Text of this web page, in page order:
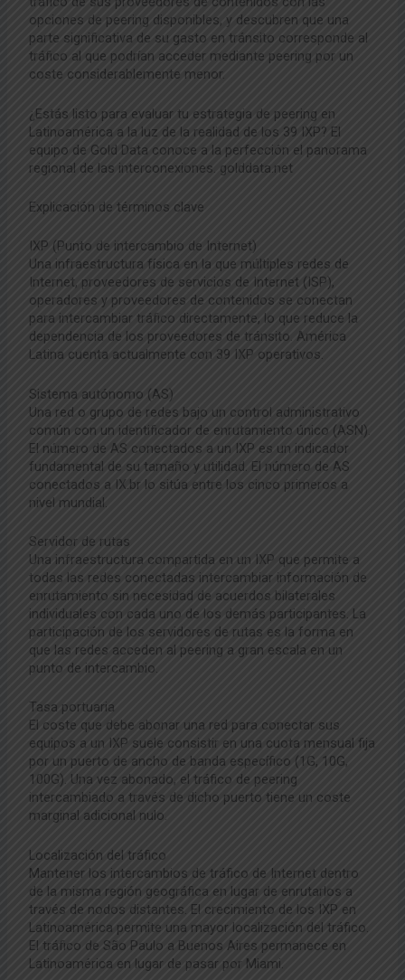
opciones de peering disponibles, y descubren que una
parte significativa de su gasto en tránsito corresponde al
tráfico al que podrían acceder mediante peering por un
coste considerablemente menor.
¿Estás listo para evaluar tu estrategia de peering en
Latinoamérica a la luz de la realidad de los 39 IXP? El
equipo de Gold Data conoce a la perfección el panorama
regional de las interconexiones. golddata.net
Explicación de términos clave
IXP (Punto de intercambio de Internet)
Una infraestructura física en la que múltiples redes de
Internet, proveedores de servicios de Internet (ISP),
operadores y proveedores de contenidos se conectan
para intercambiar tráfico directamente, lo que reduce la
dependencia de los proveedores de tránsito. América
Latina cuenta actualmente con 39 IXP operativos.
Sistema autónomo (AS)
Una red o grupo de redes bajo un control administrativo
común con un identificador de enrutamiento único (ASN).
El número de AS conectados a un IXP es un indicador
fundamental de su tamaño y utilidad. El número de AS
conectados a IX.br lo sitúa entre los cinco primeros a
nivel mundial.
Servidor de rutas
Una infraestructura compartida en un IXP que permite a
todas las redes conectadas intercambiar información de
enrutamiento sin necesidad de acuerdos bilaterales
individuales con cada uno de los demás participantes. La
participación de los servidores de rutas es la forma en
que las redes acceden al peering a gran escala en un
punto de intercambio.
Tasa portuaria
El coste que debe abonar una red para conectar sus
equipos a un IXP suele consistir en una cuota mensual fija
por un puerto de ancho de banda específico (1G, 10G,
100G). Una vez abonado, el tráfico de peering
intercambiado a través de dicho puerto tiene un coste
marginal adicional nulo.
Localización del tráfico
Mantener los intercambios de tráfico de Internet dentro
de la misma región geográfica en lugar de enrutarlos a
través de nodos distantes. El crecimiento de los IXP en
Latinoamérica permite una mayor localización del tráfico.
El tráfico de São Paulo a Buenos Aires permanece en
Latinoamérica en lugar de pasar por Miami.